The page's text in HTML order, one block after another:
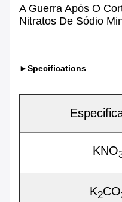
A Guerra Após O
Nitratos De Sódio
►Specifications
KNO
K2CO